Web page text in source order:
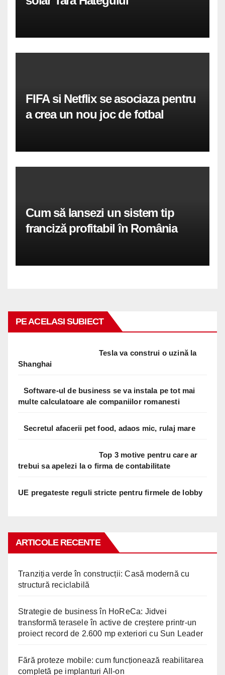
FIFA si Netflix se asociaza pentru
a crea un nou joc de fotbal
Cum să lansezi un sistem tip
franciză profitabil în România
PE ACELASI SUBIECT
Tesla va construi o uzină la
Shanghai
Software-ul de business se va instala pe tot mai
multe calculatoare ale companiilor romanesti
Secretul afacerii pet food, adaos mic, rulaj mare
Top 3 motive pentru care ar
trebui sa apelezi la o firma de contabilitate
UE pregateste reguli stricte pentru firmele de lobby
ARTICOLE RECENTE
Tranziția verde în construcții: Casă modernă cu
structură reciclabilă
Strategie de business în HoReCa: Jidvei
transformă terasele în active de creștere printr-un
proiect record de 2.600 mp exteriori cu Sun Leader
Fără proteze mobile: cum funcționează reabilitarea
completă pe implanturi All-on